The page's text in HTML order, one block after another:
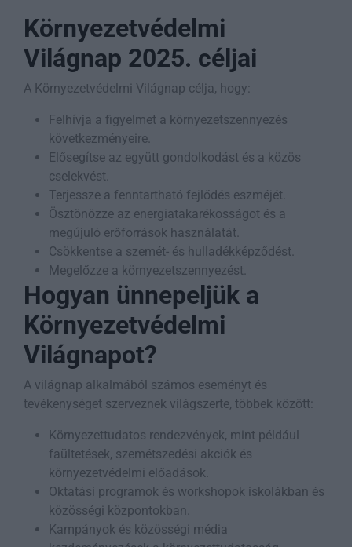
Környezetvédelmi
Világnap 2025. céljai
A Környezetvédelmi Világnap célja, hogy:
Felhívja a figyelmet a környezetszennyezés
következményeire.
Elősegítse az együtt gondolkodást és a közös
cselekvést.
Terjessze a fenntartható fejlődés eszméjét.
Ösztönözze az energiatakarékosságot és a
megújuló erőforrások használatát.
Csökkentse a szemét- és hulladékképződést.
Megelőzze a környezetszennyezést.
Hogyan ünnepeljük a
Környezetvédelmi
Világnapot?
A világnap alkalmából számos eseményt és
tevékenységet szerveznek világszerte, többek között:
Környezettudatos rendezvények, mint például
faültetések, szemétszedési akciók és
környezetvédelmi előadások.
Oktatási programok és workshopok iskolákban és
közösségi központokban.
Kampányok és közösségi média